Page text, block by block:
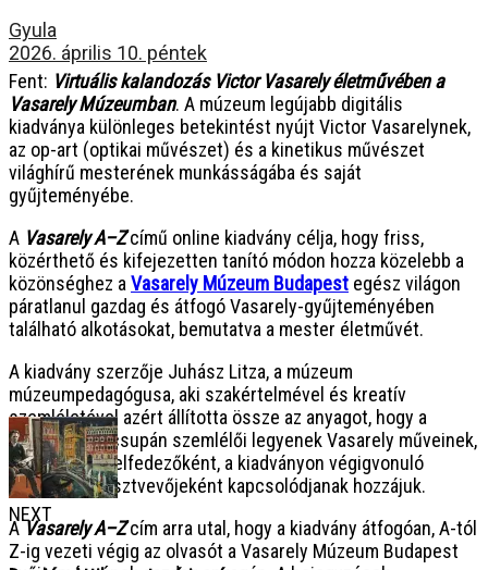
Fent: Virtuális kalandozás Victor Vasarely életművében a
Vasarely Múzeumban. A múzeum legújabb digitális
kiadványa különleges betekintést nyújt Victor Vasarelynek,
az op-art (optikai művészet) és a kinetikus művészet
világhírű mesterének munkásságába és saját
gyűjteményébe.
A Vasarely A–Z című online kiadvány célja, hogy friss,
közérthető és kifejezetten tanító módon hozza közelebb a
közönséghez a Vasarely Múzeum Budapest egész világon
páratlanul gazdag és átfogó Vasarely-gyűjteményében
található alkotásokat, bemutatva a mester életművét.
A kiadvány szerzője Juhász Litza, a múzeum
múzeumpedagógusa, aki szakértelmével és kreatív
szemléletével azért állította össze az anyagot, hogy a
látogatók ne csupán szemlélői legyenek Vasarely műveinek,
hanem aktív felfedezőként, a kiadványon végigvonuló
párbeszéd résztvevőjeként kapcsolódjanak hozzájuk.
AVasarely A–Zcím arra utal, hogy a kiadvány átfogóan, A-tól
Z-ig vezeti végig az olvasót a Vasarely Múzeum Budapest
Gyula
2026. április 10. péntek
NEXT